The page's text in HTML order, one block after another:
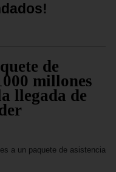
d ad os!
de
millones
llegada de
a un paquete de asistencia